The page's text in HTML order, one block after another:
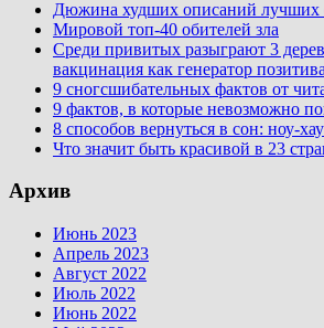
Дюжина худших описаний лучших
Мировой топ-40 обителей зла
Среди привитых разыграют 3
вакцинация как генератор позитива
9 сногсшибательных фактов от
9 фактов, в которые невозможно
8 способов вернуться в сон: ноу-
Что значит быть красивой в 23
Архив
Июнь 2023
Апрель 2023
Август 2022
Июль 2022
Июнь 2022